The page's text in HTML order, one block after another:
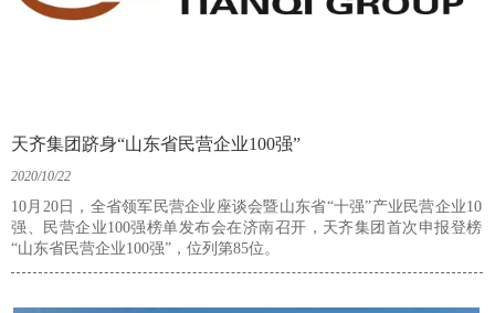
天齐集团跻身“山东省民营企业100强”
2020/10/22
10月20日，全省领军民营企业座谈会暨山东省“十强”产业民营企业10
强、民营企业100强榜单发布会在济南召开，天齐集团首次申报登榜
“山东省民营企业100强”，位列第85位。